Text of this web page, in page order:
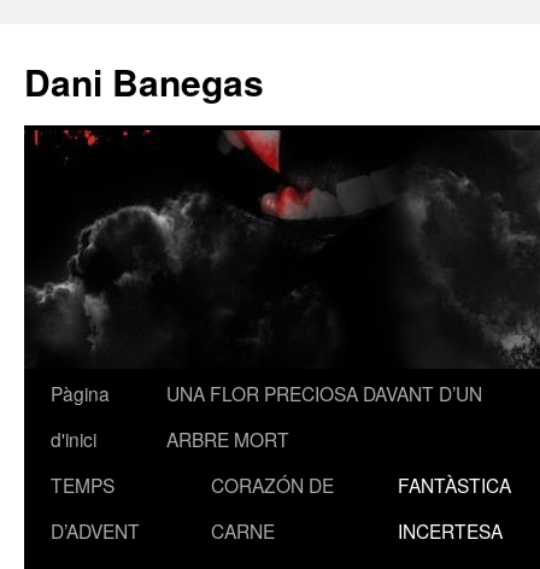
Dani Banegas
Vés
contingut
Pàgina
d'inici
UNA FLOR PRECIOSA DAVANT D’UN
ARBRE MORT
TEMPS
D’ADVENT
CORAZÓN DE
CARNE
FANTÀSTICA
INCERTESA